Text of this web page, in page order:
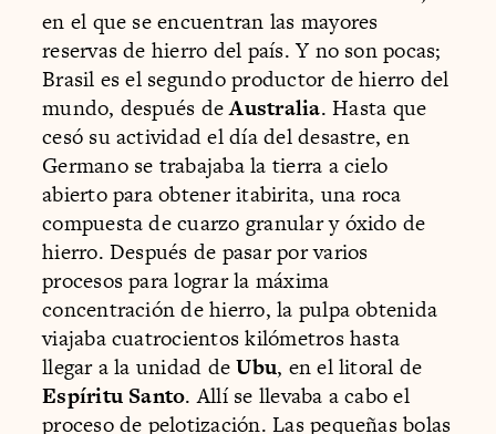
en el que se encuentran las mayores
reservas de hierro del país. Y no son pocas;
Brasil es el segundo productor de hierro del
mundo, después deAustralia. Hasta que
cesó su actividad el día del desastre, en
Germano se trabajaba la tierra a cielo
abierto para obtener itabirita, una roca
compuesta de cuarzo granular y óxido de
hierro. Después de pasar por varios
procesos para lograr la máxima
concentración de hierro, la pulpa obtenida
viajaba cuatrocientos kilómetros hasta
llegar a la unidad deUbu, en el litoral de
Espíritu Santo. Allí se llevaba a cabo el
proceso de pelotización. Las pequeñas bolas